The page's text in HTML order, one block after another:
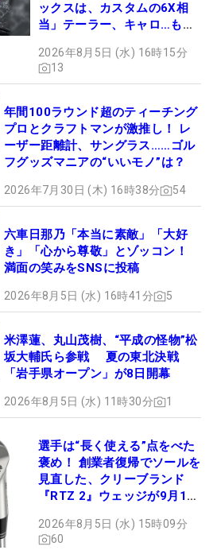
ックスは、カスタムの6X相
当」テーラー、キャロ…もチ
2026年8月5日 (水) 16時15分
13
年間100ラウンド超のティーチング
プロとクラフトマンが激推し！ レ
ーザー距離計、サングラス……ゴル
フグッズマニアの“いいモノ”は？
2026年7月30日 (木) 16時38分 54
六車日那乃「本当に素敵」「大好
き」「心から尊敬」とゾッコン！
満面の笑みをSNSに投稿
2026年8月5日 (水) 16時41分 5
米澤蓮、丸山茂樹、“平成の怪物”松
坂大輔氏ら参戦 夏の東北決戦
「岩手県オープン」が8日開幕
2026年8月5日 (水) 11時30分 1
選手は“長く使える”点をべた
褒め！ 創業者復帰でソールを
見直した、クリーブランド
『RTZ 2』ウェッジが9月12
2026年8月5日 (水) 15時09分
60